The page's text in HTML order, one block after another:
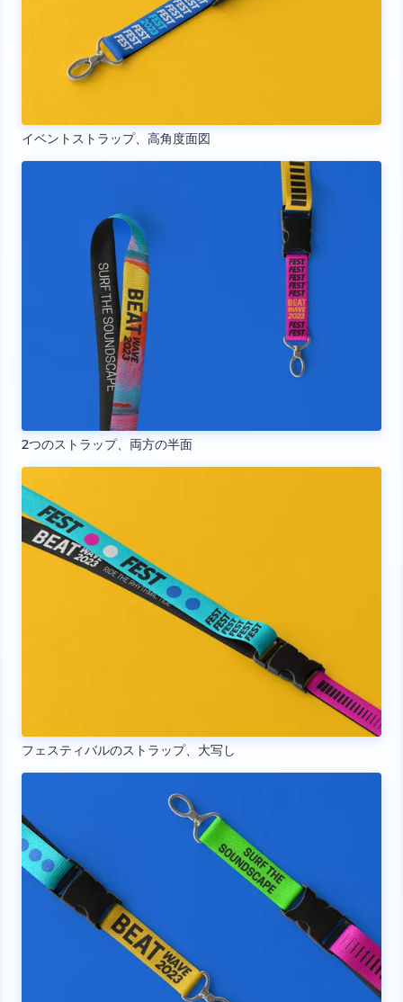
イベントストラップ、高角度面図
2つのストラップ、両方の半面
フェスティバルのストラップ、大写し